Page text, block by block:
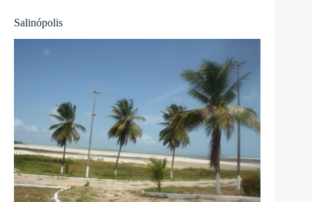
Salinópolis